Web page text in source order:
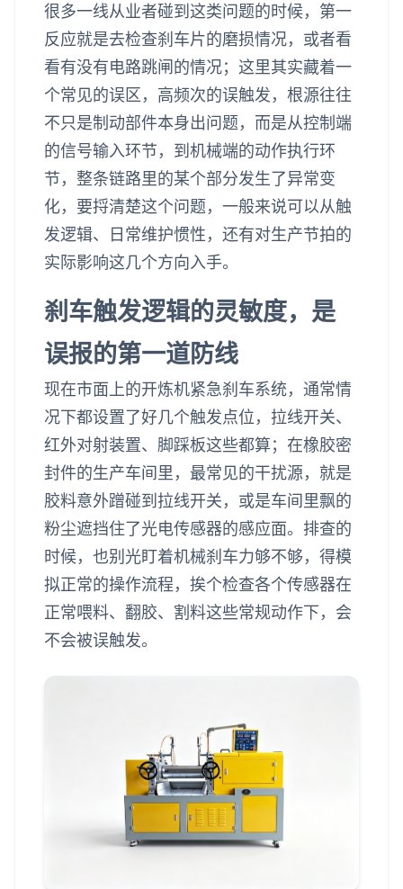
很多一线从业者碰到这类问题的时候，第一
反应就是去检查刹车片的磨损情况，或者看
看有没有电路跳闸的情况；这里其实藏着一
个常见的误区，高频次的误触发，根源往往
不只是制动部件本身出问题，而是从控制端
的信号输入环节，到机械端的动作执行环
节，整条链路里的某个部分发生了异常变
化，要捋清楚这个问题，一般来说可以从触
发逻辑、日常维护惯性，还有对生产节拍的
实际影响这几个方向入手。
刹车触发逻辑的灵敏度，是
误报的第一道防线
现在市面上的开炼机紧急刹车系统，通常情
况下都设置了好几个触发点位，拉线开关、
红外对射装置、脚踩板这些都算；在橡胶密
封件的生产车间里，最常见的干扰源，就是
胶料意外蹭碰到拉线开关，或是车间里飘的
粉尘遮挡住了光电传感器的感应面。排查的
时候，也别光盯着机械刹车力够不够，得模
拟正常的操作流程，挨个检查各个传感器在
正常喂料、翻胶、割料这些常规动作下，会
不会被误触发。